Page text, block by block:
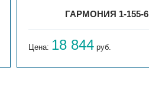
ГАРМОНИЯ 1-155-6
Цена: 18 844 руб.